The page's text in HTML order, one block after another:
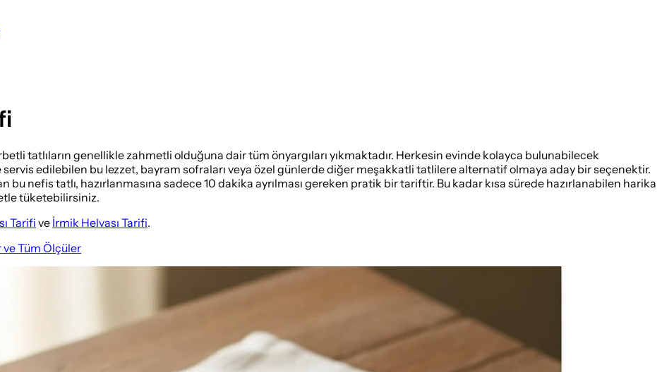
tatlıların genellikle zahmetli olduğuna dair tüm önyargıları yıkmaktadır. Herkesin evinde kolayca bulunabilecek
servis edilebilen bu lezzet, bayram sofraları veya özel günlerde diğer meşakkatli tatlilere alternatif olmaya aday bir seçenektir.
bu nefis tatlı, hazırlanmasına sadece 10 dakika ayrılması gereken pratik bir tariftir. Bu kadar kısa sürede hazırlanabilen harika
tüketebilirsiniz.
Tarifi ve İrmik Helvası Tarifi.
ve Tüm Ölçüler